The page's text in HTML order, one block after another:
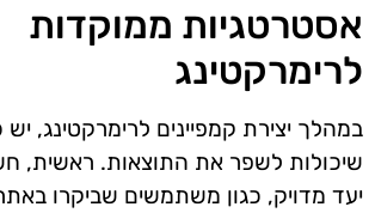
אסטרטגיות ממוקדות
לרימרקטינג
במהלך יצירת קמפיינים לרימרקטינג,
שיכולות לשפר את התוצאות. ראשית,
יעד מדויק, כגון משתמשים שביקרו